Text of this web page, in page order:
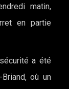
matin,
en partie
a été
où un